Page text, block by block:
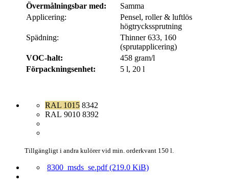
Övermålningsbar med:
Samma
Applicering:
Pensel, roller & luftlös
högtryckssprutning
Spädning:
Thinner 633, 160
(sprutapplicering)
VOC-halt:
458 gram/l
Förpackningsenhet:
5 l, 20 l
RAL 1015 8342
RAL 9010 8392
Tillgängligt i andra kulörer vid min. orderkvant 150 l.
8300_msds_se.pdf(219.0 KiB)